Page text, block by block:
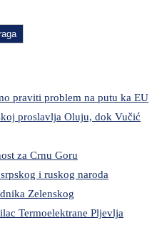
praviti problem na putu ka EU
proslavlja Oluju, dok Vučić
za Crnu Goru
i ruskog naroda
Zelenskog
Termoelektrane Pljevlja